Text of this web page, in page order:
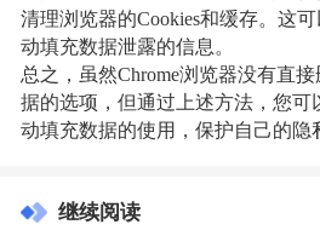
清理浏览器的Cookies和缓存。这
动填充数据泄露的信息。
总之，虽然Chrome浏览器没有直
据的选项，但通过上述方法，您可
动填充数据的使用，保护自己的隐
继续阅读